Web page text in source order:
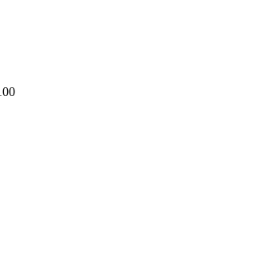
кВт 67
кВт 75
м^3 22100